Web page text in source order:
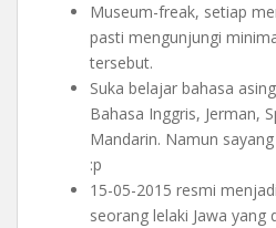
Museum-freak, setiap
pasti mengunjungi
tersebut.
Suka belajar bahasa
Bahasa Inggris, Jerman,
Mandarin. Namun
:p
15-05-2015 resmi
seorang lelaki Jawa